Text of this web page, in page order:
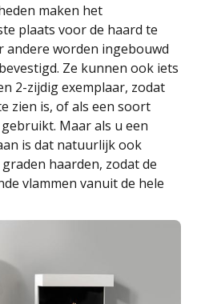
maken het
plaats voor de haard te
andere worden ingebouwd
Ze kunnen ook iets
2-zijdig exemplaar, zodat
zien is, of als een soort
Maar als u een
is dat natuurlijk ook
haarden, zodat de
vlammen vanuit de hele